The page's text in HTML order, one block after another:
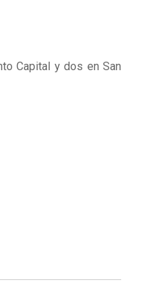
Capital y dos en San